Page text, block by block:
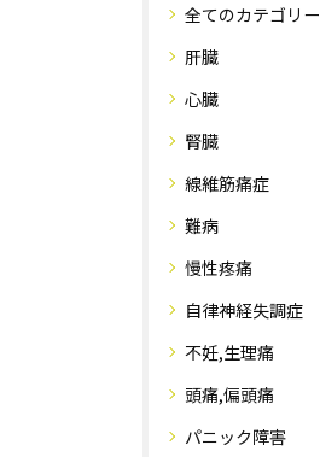
全てのカテゴリー
肝臓
心臓
腎臓
線維筋痛症
難病
慢性疼痛
自律神経失調症
不妊,生理痛
頭痛,偏頭痛
パニック障害